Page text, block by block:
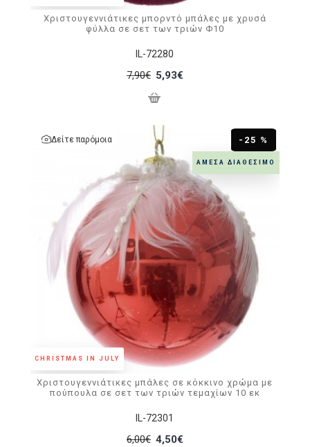
IL-72280
Χριστουγεννιάτικες μπορντό μπάλες με χρυσά
φύλλα σε σετ των τριών Φ10
7,90€ 5,93€
ΆΜΕΣΑ ΔΙΑΘΈΣΙΜΟ
CHRISTMAS IN JULY
-25 %
Δείτε παρόμοια
IL-72301
Χριστουγεννιάτικες μπάλες σε κόκκινο χρώμα με
πούπουλα σε σετ των τριών τεμαχίων 10 εκ
6,00€ 4,50€